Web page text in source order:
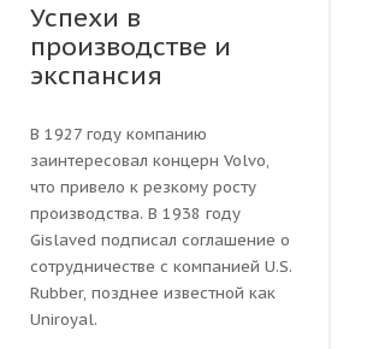
Успехи в
производстве и
экспансия
В 1927 году компанию
заинтересовал концерн Volvo,
что привело к резкому росту
производства. В 1938 году
Gislaved подписал соглашение о
сотрудничестве с компанией U.S.
Rubber, позднее известной как
Uniroyal.